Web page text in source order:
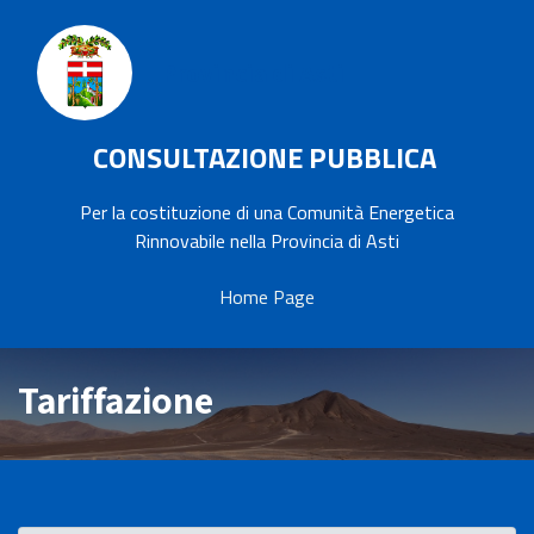
CONSULTAZIONE PUBBLICA
Per la costituzione di una Comunità Energetica
Rinnovabile nella Provincia di Asti
Home Page
Tariffazione